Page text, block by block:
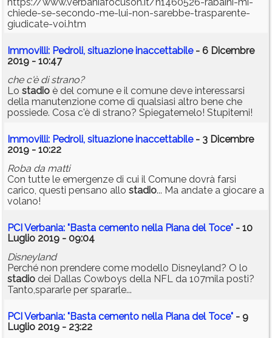
https://www.verbaniafocuson.it/n1460526-rabaini-mi-
chiede-se-secondo-me-lui-non-sarebbe-trasparente-
giudicate-voi.htm
Immovilli: Pedroli, situazione inaccettabile- 6 Dicembre
2019 - 10:47
che c'è di strano?
Lo stadio è del comune e il comune deve interessarsi
della manutenzione come di qualsiasi altro bene che
possiede. Cosa c'è di strano? Spiegatemelo! Stupitemi!
Immovilli: Pedroli, situazione inaccettabile- 3 Dicembre
2019 - 10:22
Roba da matti
Con tutte le emergenze di cui il Comune dovrà farsi
carico, questi pensano allo stadio... Ma andate a giocare a
volano!
PCI Verbania: "Basta cemento nella Piana del Toce" - 10
Luglio 2019 - 09:04
Disneyland
Perché non prendere come modello Disneyland? O lo
stadio dei Dallas Cowboys della NFL da 107mila posti?
Tanto,spararle per spararle...
PCI Verbania: "Basta cemento nella Piana del Toce" - 9
Luglio 2019 - 23:22